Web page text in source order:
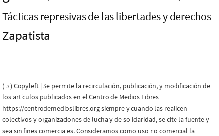
Tácticas represivas de las libertades y derechos
Zapatista
( ɔ ) Copyleft | Se permite la recirculación, publicación, y modificación de
los artículos publicados en el Centro de Medios Libres
https://centrodemedioslibres.org siempre y cuando las realicen
colectivos y organizaciones de lucha y de solidaridad, se cite la fuente y
sea sin fines comerciales. Consideramos como uso no comercial la